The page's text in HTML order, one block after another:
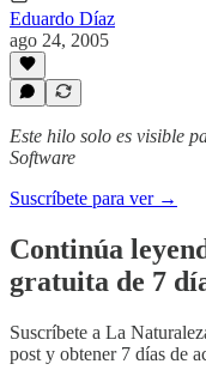
Eduardo Díaz
ago 24, 2005
Este hilo solo es visible
Software
Suscríbete para ver →
Continúa
gratuita de 7
Suscríbete a La
post y obtener 7 días de